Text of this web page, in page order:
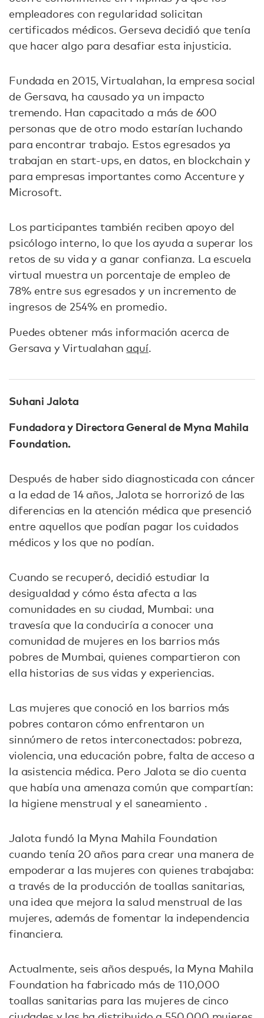
empleadores con regularidad solicitan
certificados médicos. Gerseva decidió que tenía
que hacer algo para desafiar esta injusticia.
Fundada en 2015, Virtualahan, la empresa social
de Gersava, ha causado ya un impacto
tremendo. Han capacitado a más de 600
personas que de otro modo estarían luchando
para encontrar trabajo. Estos egresados ya
trabajan en start-ups, en datos, en blockchain y
para empresas importantes como Accenture y
Microsoft.
Los participantes también reciben apoyo del
psicólogo interno, lo que los ayuda a superar los
retos de su vida y a ganar confianza. La escuela
virtual muestra un porcentaje de empleo de
78% entre sus egresados y un incremento de
ingresos de 254% en promedio.
Puedes obtener más información acerca de
Gersava y Virtualahan aquí.
Suhani Jalota
Fundadora y Directora General de Myna Mahila
Foundation.
Después de haber sido diagnosticada con cáncer
a la edad de 14 años, Jalota se horrorizó de las
diferencias en la atención médica que presenció
entre aquellos que podían pagar los cuidados
médicos y los que no podían.
Cuando se recuperó, decidió estudiar la
desigualdad y cómo ésta afecta a las
comunidades en su ciudad, Mumbai: una
travesía que la conduciría a conocer una
comunidad de mujeres en los barrios más
pobres de Mumbai, quienes compartieron con
ella historias de sus vidas y experiencias.
Las mujeres que conoció en los barrios más
pobres contaron cómo enfrentaron un
sinnúmero de retos interconectados: pobreza,
violencia, una educación pobre, falta de acceso a
la asistencia médica. Pero Jalota se dio cuenta
que había una amenaza común que compartían:
la higiene menstrual y el saneamiento .
Jalota fundó la Myna Mahila Foundation
cuando tenía 20 años para crear una manera de
empoderar a las mujeres con quienes trabajaba:
a través de la producción de toallas sanitarias,
una idea que mejora la salud menstrual de las
mujeres, además de fomentar la independencia
financiera.
Actualmente, seis años después, la Myna Mahila
Foundation ha fabricado más de 110,000
toallas sanitarias para las mujeres de cinco